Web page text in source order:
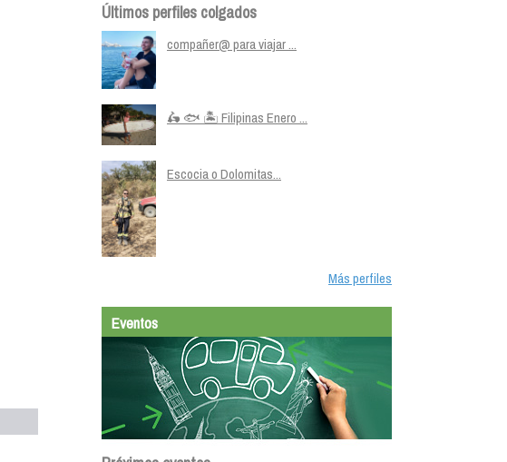
Últimos perfiles colgados
compañer@ para viajar ...
🛵 🐟 🏝️ Filipinas Enero ...
Escocia o Dolomitas...
Más perfiles
Eventos